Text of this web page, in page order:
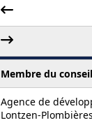
Membre du
Agence de
Lontzen-